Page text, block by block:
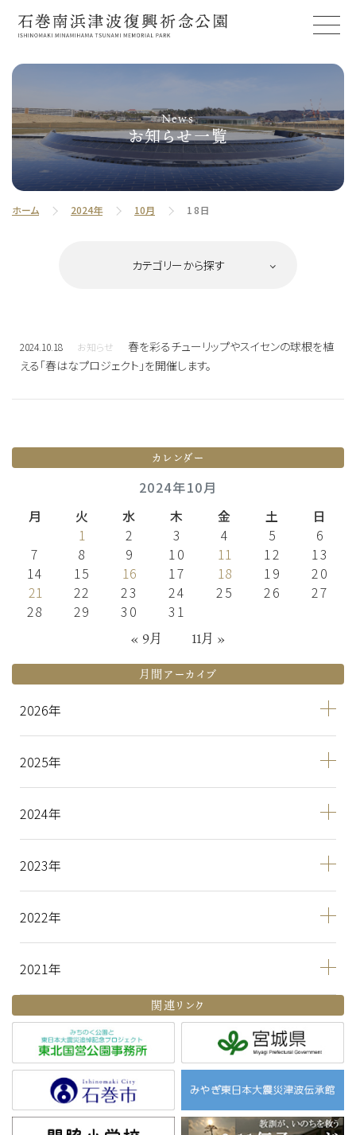
News
お知らせ一覧
ホーム 2024年 10月 18日
2024.10.18 お知らせ
春を彩るチューリップやスイセンの球根を植
える「春はなプロジェクト」を開催します。
カレンダー
2024年10月
月
火 水 木 金 土
日
1
2 3 4 5
6
7
8 9 10 11 12
13
14
15 16 17 18 19
20
21
22 23 24 25 26
27
28
29 30
31
« 9月
11月 »
月間アーカイブ
2026
2025
2024
2023
2022
2021
関連リンク